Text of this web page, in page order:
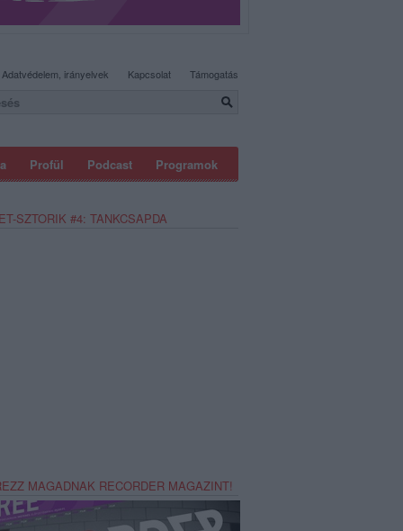
Profül Podcast Programok
Adatvédelem, irányelvek Kapcsolat Támogatás
SZTORIK #4: TANKCSAPDA
MAGADNAK RECORDER MAGAZINT!